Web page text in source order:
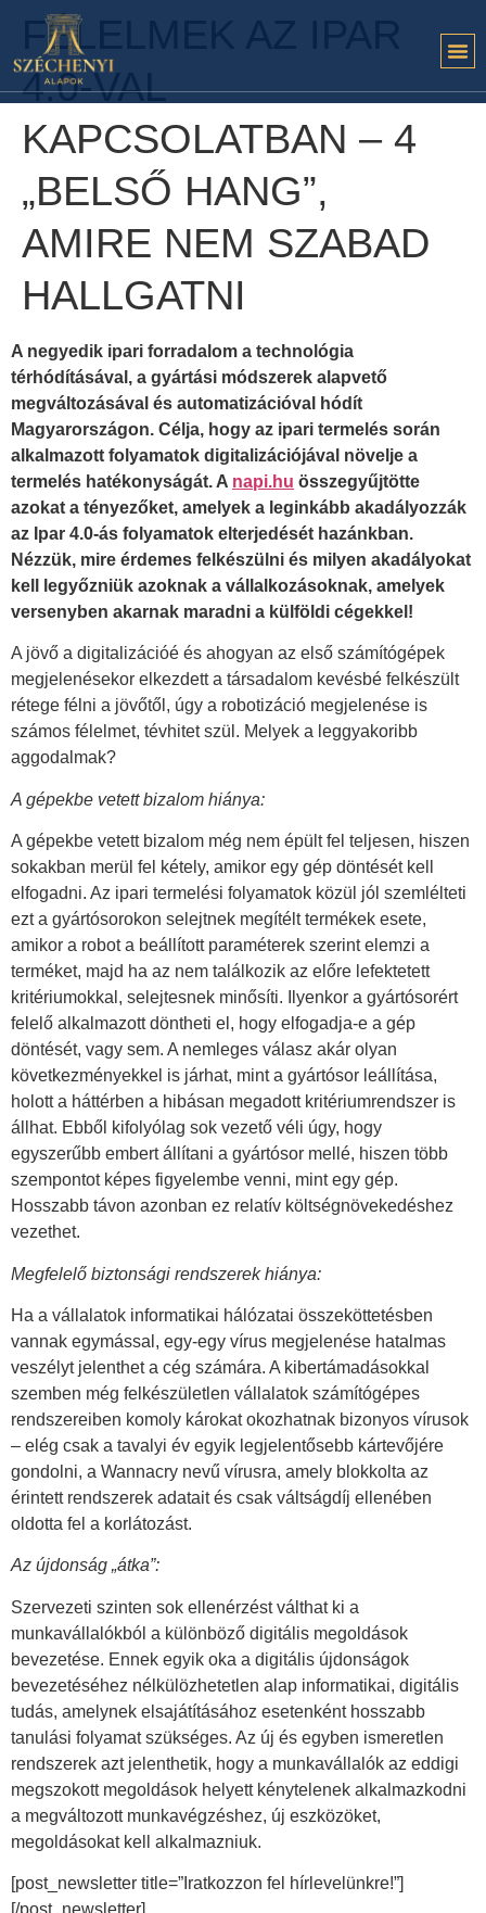
FÉLELMEK AZ IPAR
4.0-VAL
KAPCSOLATBAN – 4
„BELSŐ HANG”,
AMIRE NEM SZABAD
HALLGATNI
A negyedik ipari forradalom a technológia
térhódításával, a gyártási módszerek alapvető
megváltozásával és automatizációval hódít
Magyarországon. Célja, hogy az ipari termelés során
alkalmazott folyamatok digitalizációjával növelje a
termelés hatékonyságát. A napi.hu összegyűjtötte
azokat a tényezőket, amelyek a leginkább akadályozzák
az Ipar 4.0-ás folyamatok elterjedését hazánkban.
Nézzük, mire érdemes felkészülni és milyen akadályokat
kell legyőzniük azoknak a vállalkozásoknak, amelyek
versenyben akarnak maradni a külföldi cégekkel!
A jövő a digitalizációé és ahogyan az első számítógépek
megjelenésekor elkezdett a társadalom kevésbé felkészült
rétege félni a jövőtől, úgy a robotizáció megjelenése is
számos félelmet, tévhitet szül. Melyek a leggyakoribb
aggodalmak?
A gépekbe vetett bizalom hiánya:
A gépekbe vetett bizalom még nem épült fel teljesen, hiszen
sokakban merül fel kétely, amikor egy gép döntését kell
elfogadni. Az ipari termelési folyamatok közül jól szemlélteti
ezt a gyártósorokon selejtnek megítélt termékek esete,
amikor a robot a beállított paraméterek szerint elemzi a
terméket, majd ha az nem találkozik az előre lefektetett
kritériumokkal, selejtesnek minősíti. Ilyenkor a gyártósorért
felelő alkalmazott döntheti el, hogy elfogadja-e a gép
döntését, vagy sem. A nemleges válasz akár olyan
következményekkel is járhat, mint a gyártósor leállítása,
holott a háttérben a hibásan megadott kritériumrendszer is
állhat. Ebből kifolyólag sok vezető véli úgy, hogy
egyszerűbb embert állítani a gyártósor mellé, hiszen több
szempontot képes figyelembe venni, mint egy gép.
Hosszabb távon azonban ez relatív költségnövekedéshez
vezethet.
Megfelelő biztonsági rendszerek hiánya:
Ha a vállalatok informatikai hálózatai összeköttetésben
vannak egymással, egy-egy vírus megjelenése hatalmas
veszélyt jelenthet a cég számára. A kibertámadásokkal
szemben még felkészületlen vállalatok számítógépes
rendszereiben komoly károkat okozhatnak bizonyos vírusok
– elég csak a tavalyi év egyik legjelentősebb kártevőjére
gondolni, a Wannacry nevű vírusra, amely blokkolta az
érintett rendszerek adatait és csak váltságdíj ellenében
oldotta fel a korlátozást.
Az újdonság „átka”:
Szervezeti szinten sok ellenérzést válthat ki a
munkavállalókból a különböző digitális megoldások
bevezetése. Ennek egyik oka a digitális újdonságok
bevezetéséhez nélkülözhetetlen alap informatikai, digitális
tudás, amelynek elsajátításához esetenként hosszabb
tanulási folyamat szükséges. Az új és egyben ismeretlen
rendszerek azt jelenthetik, hogy a munkavállalók az eddigi
megszokott megoldások helyett kénytelenek alkalmazkodni
a megváltozott munkavégzéshez, új eszközöket,
megoldásokat kell alkalmazniuk.
[post_newsletter title=”Iratkozzon fel hírlevelünkre!”]